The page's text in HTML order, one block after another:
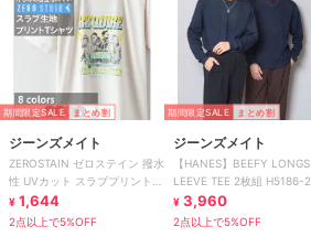
期間限定SALE まとめ割
ジーンズメイト
ZEROSTAIN ゼロステイン 撥水
性 UVカット スラブプリント
バックプリント Tシャツ
¥ 1,644
2点以上で5%OFF
期間限定SALE まとめ割
ジーンズメイト
【HANES】BEEFY LONGS
LEEVE TEE 2枚組 H5186-2
¥ 3,960
2点以上で5%OFF